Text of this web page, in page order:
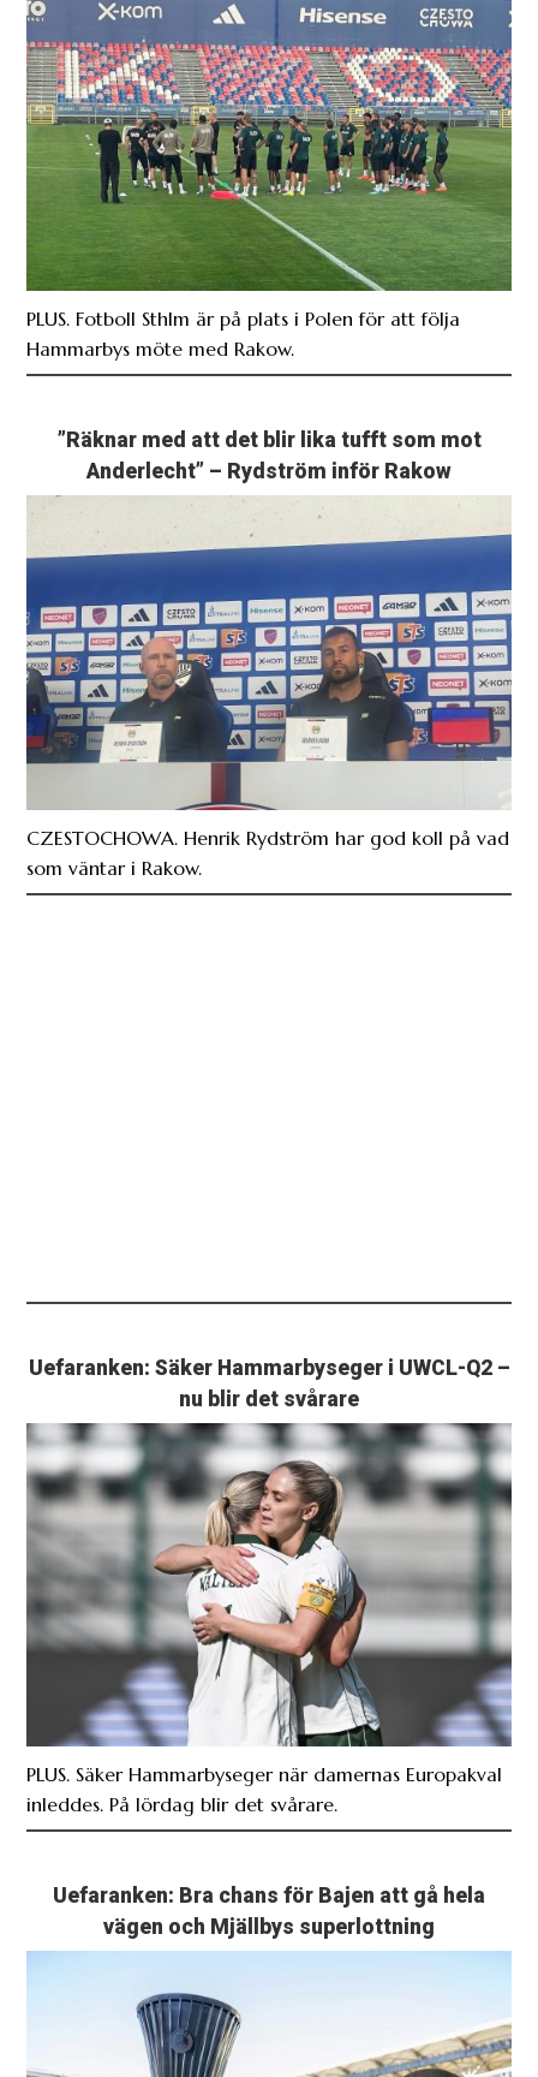
PLUS. Fotboll Sthlm är på plats i Polen för att följa
Hammarbys möte med Rakow.
”Räknar med att det blir lika tufft som mot
Anderlecht” – Rydström inför Rakow
CZESTOCHOWA. Henrik Rydström har god koll på vad
som väntar i Rakow.
Uefaranken: Säker Hammarbyseger i UWCL-Q2 –
nu blir det svårare
PLUS. Säker Hammarbyseger när damernas Europakval
inleddes. På lördag blir det svårare.
Uefaranken: Bra chans för Bajen att gå hela
vägen och Mjällbys superlottning